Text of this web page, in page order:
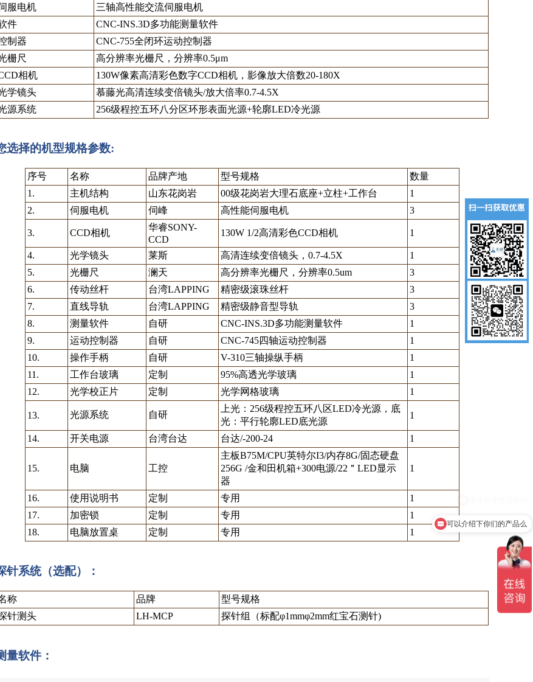
服电机
三轴高性能交流伺服电机
件
CNC-INS.3D多功能测量软件
制器
CNC-755全闭环运动控制器
栅尺
高分辨率光栅尺，分辨率0.5μm
相机
130W像素高清彩色数字CCD相机，影像放大倍数20-180X
学镜头
慕藤光高清连续变倍镜头/放大倍率0.7-4.5X
源系统
256级程控五环八分区环形表面光源+轮廓LED冷光源
选择的机型规格参数:
序号 名称 品牌产地 型号规格
数量
1.
主机结构 山东花岗岩 00级花岗岩大理石底座+立柱+工作台
1
2.
伺服电机 伺峰 高性能伺服电机 3
3. CCD相机
华睿SONY-
CCD
130W 1/2高清彩色CCD相机 1
4. 光学镜头 莱斯 高清连续变倍镜头，0.7-4.5X
1
5.
光栅尺 澜天 高分辨率光栅尺，分辨率0.5um
3
6.
传动丝杆 台湾LAPPING 精密级滚珠丝杆
3
7.
直线导轨 台湾LAPPING 精密级静音型导轨
3
8.
测量软件 自研 CNC-INS.3D多功能测量软件
1
9.
运动控制器 自研 CNC-745四轴运动控制器
1
10.
操作手柄 自研 V-310三轴操纵手柄
1
11.
工作台玻璃 定制 95%高透光学玻璃
1
12.
光学校正片 定制 光学网格玻璃 1
13. 光源系统 自研
上光：256级程控五环八区LED冷光源，底
光：平行轮廓LED底光源
1
14. 开关电源 台湾台达 台达/-200-24 1
15. 电脑 工控
主板B75M/CPU英特尔I3/内存8G/固态硬盘
256G /金和田机箱+300电源/22＂LED显示
器
1
16. 使用说明书 定制 专用
1
17.
加密锁 定制 专用
1
18.
电脑放置桌 定制 专用 1
针系统（选配）：
称 品牌
型号规格
针测头
LH-MCP 探针组（标配φ1mmφ2mm红宝石测针)
量软件：
可以介绍下你们的产品么